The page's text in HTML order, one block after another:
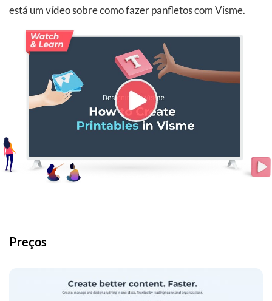
está um vídeo sobre como fazer panfletos com Visme.
Preços